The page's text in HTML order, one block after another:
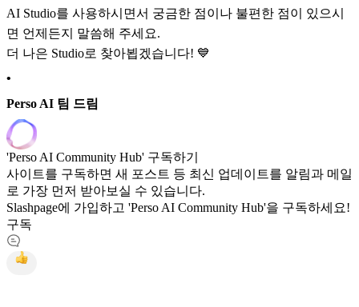
AI Studio를 사용하시면서 궁금한 점이나 불편한 점이 있으시
면 언제든지 말씀해 주세요.
더 나은 Studio로 찾아뵙겠습니다! 💙
•
Perso AI 팀 드림
'Perso AI Community Hub' 구독하기
사이트를 구독하면 새 포스트 등 최신 업데이트를 알림과 메일
로 가장 먼저 받아보실 수 있습니다.
Slashpage에 가입하고 'Perso AI Community Hub'을 구독하세요!
구독